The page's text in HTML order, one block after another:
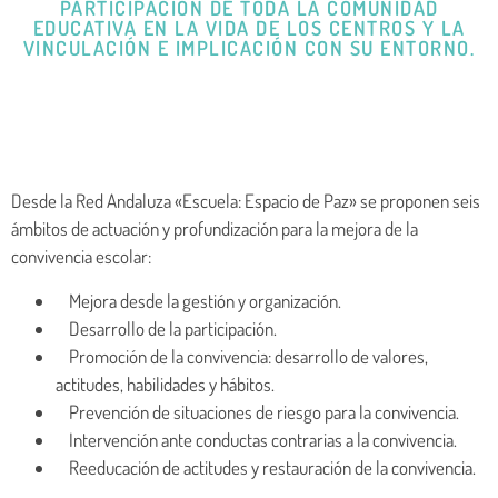
PARTICIPACIÓN DE TODA LA COMUNIDAD
EDUCATIVA EN LA VIDA DE LOS CENTROS Y LA
VINCULACIÓN E IMPLICACIÓN CON SU ENTORNO.
Desde la Red Andaluza «Escuela: Espacio de Paz» se proponen seis
ámbitos de actuación y profundización para la mejora de la
convivencia escolar:
Mejora desde la gestión y organización.
Desarrollo de la participación.
Promoción de la convivencia: desarrollo de valores,
actitudes, habilidades y hábitos.
Prevención de situaciones de riesgo para la convivencia.
Intervención ante conductas contrarias a la convivencia.
Reeducación de actitudes y restauración de la convivencia.